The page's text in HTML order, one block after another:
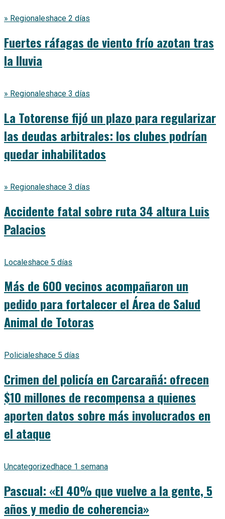
» Regionaleshace 2 días
Fuertes ráfagas de viento frío azotan tras
la lluvia
» Regionaleshace 3 días
La Totorense fijó un plazo para regularizar
las deudas arbitrales: los clubes podrían
quedar inhabilitados
» Regionaleshace 3 días
Accidente fatal sobre ruta 34 altura Luis
Palacios
Localeshace 5 días
Más de 600 vecinos acompañaron un
pedido para fortalecer el Área de Salud
Animal de Totoras
Policialeshace 5 días
Crimen del policía en Carcarañá: ofrecen
$10 millones de recompensa a quienes
aporten datos sobre más involucrados en
el ataque
Uncategorized hace 1 semana
Pascual: «El 40% que vuelve a la gente, 5
años y medio de coherencia»